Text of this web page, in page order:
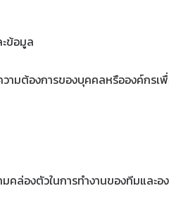
ข้อมูล
มต้องการของบุคคลหรือองค์กรเ
คล่องตัวในการทำงานของทีมและ